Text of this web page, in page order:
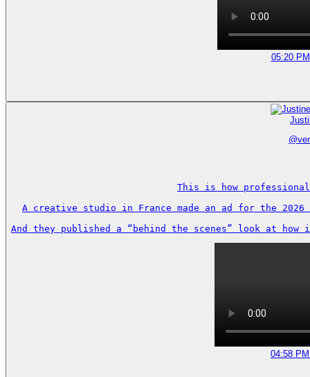
05:20
@
This is how
A creative studio in France made an ad for the
And they published a “behind the scenes” look at
04:58